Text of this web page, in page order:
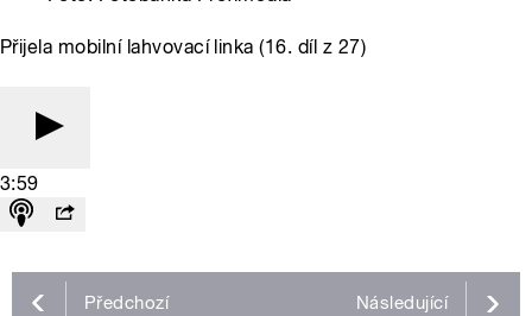
Přijela mobilní lahvovací linka (16. díl z 27)
3:59
Předchozí Následující